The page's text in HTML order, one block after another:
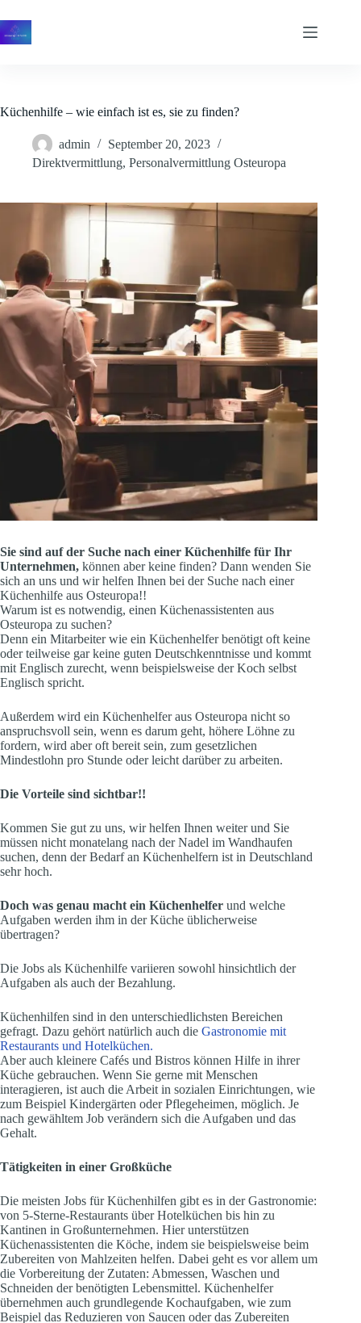
Inhalt
springen
Küchenhilfe – wie einfach ist es, sie zu finden?
admin
September 20, 2023
Direktvermittlung, Personalvermittlung Osteuropa
Sie sind auf der Suche nach einer Küchenhilfe für Ihr
Unternehmen, können aber keine finden? Dann wenden Sie
sich an uns und wir helfen Ihnen bei der Suche nach einer
Küchenhilfe aus Osteuropa!!
Warum ist es notwendig, einen Küchenassistenten aus
Osteuropa zu suchen?
Denn ein Mitarbeiter wie ein Küchenhelfer benötigt oft keine
oder teilweise gar keine guten Deutschkenntnisse und kommt
mit Englisch zurecht, wenn beispielsweise der Koch selbst
Englisch spricht.
Außerdem wird ein Küchenhelfer aus Osteuropa nicht so
anspruchsvoll sein, wenn es darum geht, höhere Löhne zu
fordern, wird aber oft bereit sein, zum gesetzlichen
Mindestlohn pro Stunde oder leicht darüber zu arbeiten.
Die Vorteile sind sichtbar!!
Kommen Sie gut zu uns, wir helfen Ihnen weiter und Sie
müssen nicht monatelang nach der Nadel im Wandhaufen
suchen, denn der Bedarf an Küchenhelfern ist in Deutschland
sehr hoch.
Doch was genau macht ein Küchenhelfer und welche
Aufgaben werden ihm in der Küche üblicherweise
übertragen?
Die Jobs als Küchenhilfe variieren sowohl hinsichtlich der
Aufgaben als auch der Bezahlung.
Küchenhilfen sind in den unterschiedlichsten Bereichen
gefragt. Dazu gehört natürlich auch die Gastronomie mit
Restaurants und Hotelküchen.
Aber auch kleinere Cafés und Bistros können Hilfe in ihrer
Küche gebrauchen. Wenn Sie gerne mit Menschen
interagieren, ist auch die Arbeit in sozialen Einrichtungen, wie
zum Beispiel Kindergärten oder Pflegeheimen, möglich. Je
nach gewähltem Job verändern sich die Aufgaben und das
Gehalt.
Tätigkeiten in einer Großküche
Die meisten Jobs für Küchenhilfen gibt es in der Gastronomie:
von 5-Sterne-Restaurants über Hotelküchen bis hin zu
Kantinen in Großunternehmen. Hier unterstützen
Küchenassistenten die Köche, indem sie beispielsweise beim
Zubereiten von Mahlzeiten helfen. Dabei geht es vor allem um
die Vorbereitung der Zutaten: Abmessen, Waschen und
Schneiden der benötigten Lebensmittel. Küchenhelfer
übernehmen auch grundlegende Kochaufgaben, wie zum
Beispiel das Reduzieren von Saucen oder das Zubereiten